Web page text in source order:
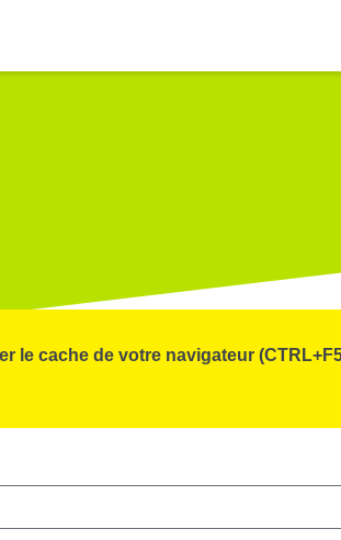
cache de votre navigateur